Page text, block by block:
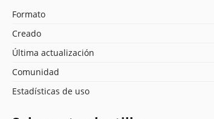
Formato
Creado
Última actualización
Comunidad
Estadísticas de uso